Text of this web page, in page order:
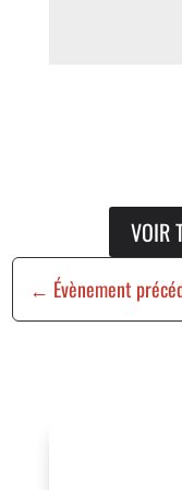
VOIR
← Évènement